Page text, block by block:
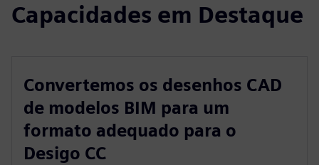
Capacidades em Destaque
Convertemos os desenhos CAD
de modelos BIM para um
formato adequado para o
Desigo CC